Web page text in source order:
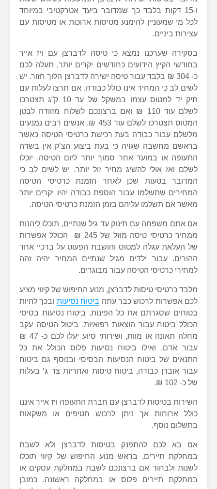
ו-15 דקות בלבד כך שמדובר ביעד אטרקטיבי במיוחד
לכל מי שמעוניין להימנע מטיסות ארוכות או מטיסות עם
עצירות ביניים.
בסקירה שערכנו נמצא כי טיסה לדברצן עם ויז אייר
בחודשי הקיץ הידועים כחודשים יקרים יותר, תעלה לכם
כ- 304 ₪ בלבד עבור טיסה ישירה לדברצן הלוך חזור. יש
לשים לב כי המחיר אינו כולל כבודה. אם תרצו לעלות עם
תיק יד למטוס עצמו במשקל של עד 10 ק”ג תצטרכו
לשלם עוד 110 ₪ ואם ברצונכם לשלוח מזוודה לבטן
המטוס תצטרכו לשלם עוד 453 ₪. אנשים רבים נמנעים
מלשלם עבור כבודה בעת רכישת כרטיסי הטיסה כאשר
בראשם מחשבה שגויה כי בעת ביצוע הצ’ק אין בשדה
התעופה או במועד אחר סמוך יותר ליום הטיסה, יוכלו
לשלם ואז אולי להשיג מחיר זול יותר. יש לשים לב כי
המדובר בטעות שכן לאחר הזמנת כרטיסי הטיסה
המחירים שתשלמו עבור הוספת כבודה יהיו יקרים יותר
מאשר אם תשלמו עליהם בזמן הזמנת כרטיסי הטיסה.
אם אתם משפחה עם תינוק עד גיל שנתיים, תוכלו ליהנות
ממחיר כרטיסי טיסה מוזל של 245 ₪ הכולל אפשרות
של העלאת עגלה למטוס והושבת הפעוט על ברכיי אחד
ההורים. עבור ילדים מגיל שנתיים המחיר יהיה זהה
למחירי כרטיסי הטיסה עבור מבוגרים.
מלבד כרטיסי טיסות לדברצן, מנוע החיפוש של קיווי מציע
לכם אפשרות לרכוש כבר עתה ביטוח נסיעות ובכך להיות
בטוחים שסגרתם את כל הפינות. ביטוח נסיעות בסיסי
הכולל ביטוח עבור הוצאות רפואיות, ביטול הטיסה עקב
מחלה תאונה או מוות, ושירותי סיוע יעלו לכם כ- 47 ₪
עבור אדם, ואילו ביטוח נסיעות פלוס הכולל את כל
התנאים של ביטוח הנסיעות הבסיסי ובנוסף גם ביטוח
עבור אובדן כבודה, ביטוח טיסות ואחריות צד ג’ בעלות
של כ- 102 ₪.
השירות בטיסות לדברצן עם חברת התעופה ויז אייר איננו
כולל ארוחות אך ניתן לרכוש חטיפים או משקאות
בתשלום נוסף.
אם בא לכם להתפנק בטיסות לדברצן ולא לשבת
במחלקת תיירים, בראש מנוע החיפוש של קיווי תוכלו
לשנות ולבחור אם ברצונכם לשבת במחלקת עסקים או
במחלקת תיירים פלוס או במחלקה ראשונה. כמובן